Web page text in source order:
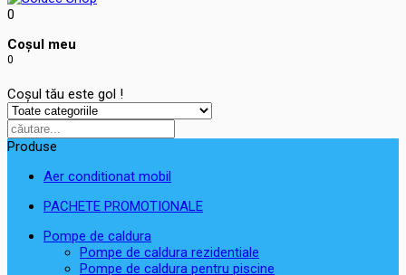
0
Coşul meu
0
Coșul tău este gol !
Produse
Aer conditionat mobil
PACHETE PROMOTIONALE
Pompe de caldura
Pompe de caldura rezidentiale
Pompe de caldura pentru piscine